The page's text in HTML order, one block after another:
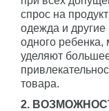
спрос на
одежда и другие
одного
уделяют
товара.
2.